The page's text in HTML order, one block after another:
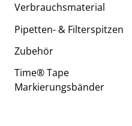
Verbrauchsmaterial
Pipetten- & Filterspitzen
Zubehör
Time® Tape
Markierungsbänder